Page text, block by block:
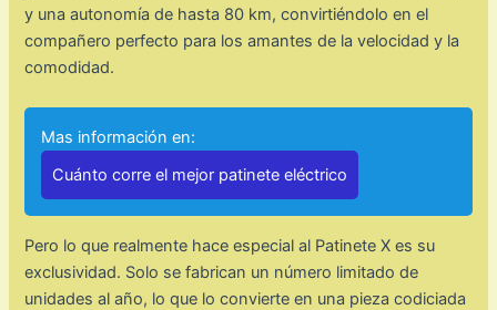
y una autonomía de hasta 80 km, convirtiéndolo en el
compañero perfecto para los amantes de la velocidad y la
comodidad.
Mas información en:
Cuánto corre el mejor patinete eléctrico
Pero lo que realmente hace especial al Patinete X es su
exclusividad. Solo se fabrican un número limitado de
unidades al año, lo que lo convierte en una pieza codiciada